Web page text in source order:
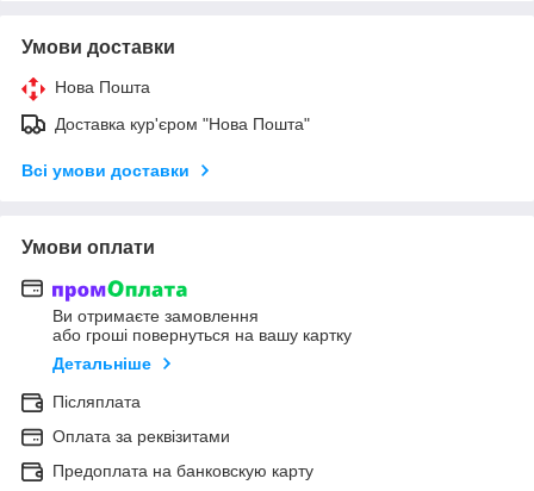
Умови доставки
Нова Пошта
Доставка кур'єром "Нова Пошта"
Всі умови доставки
Умови оплати
Ви отримаєте замовлення
або гроші повернуться на вашу картку
Детальніше
Післяплата
Оплата за реквізитами
Предоплата на банковскую карту